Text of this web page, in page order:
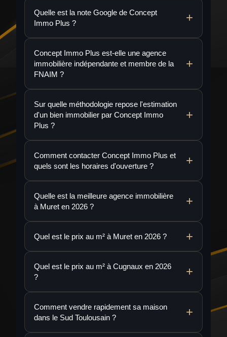
Quelle est la note Google de Concept
Immo Plus ?
Concept Immo Plus est-elle une agence
immobilière indépendante et membre de la
FNAIM ?
Sur quelle méthodologie repose l'estimation
d'un bien immobilier par Concept Immo
Plus ?
Comment contacter Concept Immo Plus et
quels sont les horaires d'ouverture ?
Quelle est la meilleure agence immobilière
à Muret en 2026 ?
Quel est le prix au m² à Muret en 2026 ?
Quel est le prix au m² à Cugnaux en 2026
?
Comment vendre rapidement sa maison
dans le Sud Toulousain ?